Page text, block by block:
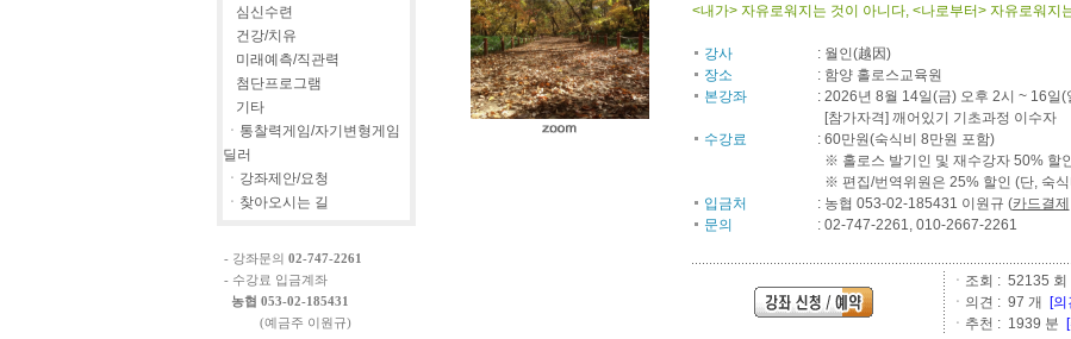
심신수련
건강/치유
미래예측/직관력
첨단프로그램
기타
ㆍ통찰력게임/자기변형게임
딜러
ㆍ강좌제안/요청
ㆍ찾아오시는 길
- 강좌문의 02-747-2261
- 수강료 입금계좌
농협 053-02-185431
(예금주 이원규)
<내가> 자유로워지는 것이 아니다, <나로부터> 자유로워지
강사 : 월인(越因)
장소
: 함양 홀로스교육원
본강좌
: 2026년 8월 14일(금) 오후 2시 ~ 16일
[참가자격] 깨어있기 기초과정 이수자
수강료
: 60만원(숙식비 8만원 포함)
※ 홀로스 발기인 및 재수강자 50% 할
※ 편집/번역위원은 25% 할인 (단, 숙
입금처
: 농협 053-02-185431 이원규 (카드결제
문의
: 02-747-2261, 010-2667-2261
ㆍ조회 : 52135 회
ㆍ의견 : 97 개
[의
ㆍ추천 : 1939 분